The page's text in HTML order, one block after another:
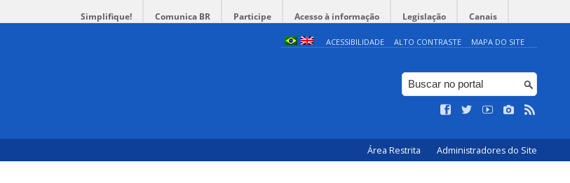
Simplifique! Comunica BR Participe Acesso à informação Legislação Canais
ACESSIBILIDADE ALTO CONTRASTE MAPA DO SITE
Área Restrita Administradores do Site